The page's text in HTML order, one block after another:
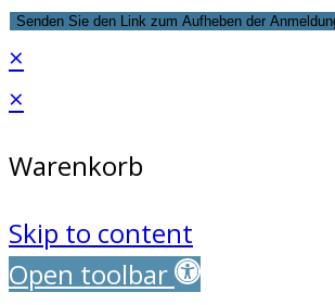
×
×
Warenkorb
Skip to content
Open toolbar